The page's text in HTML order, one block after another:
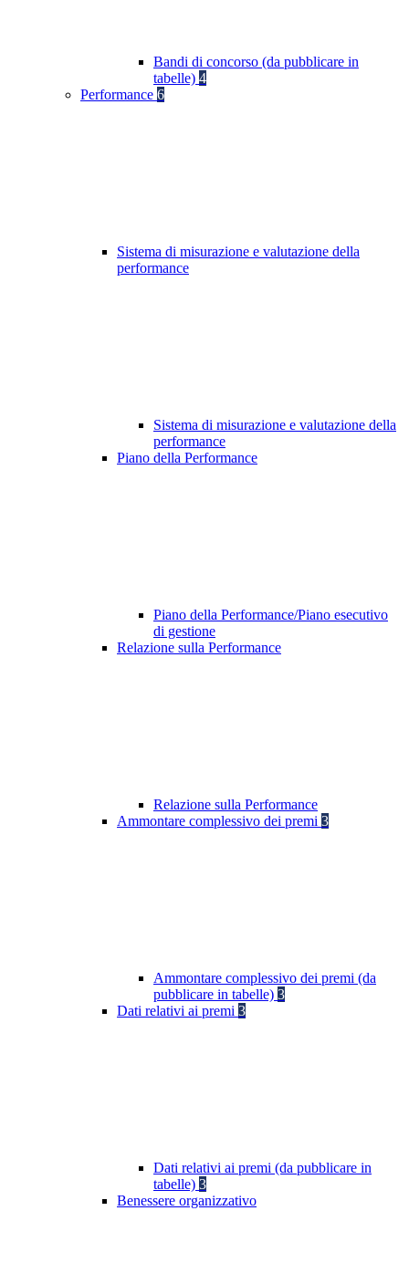
Bandi di concorso (da pubblicare in
tabelle) 4
Performance 6
Sistema di misurazione e valutazione della
performance
Sistema di misurazione e valutazione della
performance
Piano della Performance
Piano della Performance/Piano esecutivo
di gestione
Relazione sulla Performance
Relazione sulla Performance
Ammontare complessivo dei premi 3
Ammontare complessivo dei premi (da
pubblicare in tabelle) 3
Dati relativi ai premi 3
Dati relativi ai premi (da pubblicare in
tabelle) 3
Benessere organizzativo